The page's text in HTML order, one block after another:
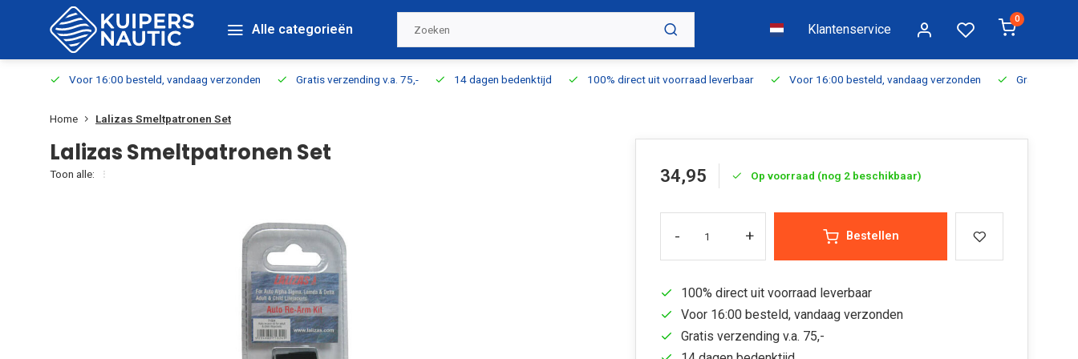
Alle categorieën Klantenservice
0
Voor 16:00 besteld, vandaag verzonden Gratis verzending v.a. 75,- 14 dagen bedenktijd 100% direct uit voorraad leverbaar Voor 16:00 besteld, vandaag verzonden Gratis
Home Lalizas Smeltpatronen Set
Lalizas Smeltpatronen Set
Toon alle: 34,95 Op voorraad (nog 2 beschikbaar)
- + Bestellen
100% direct uit voorraad leverbaar
Voor 16:00 besteld, vandaag verzonden
Gratis verzending v.a. 75,-